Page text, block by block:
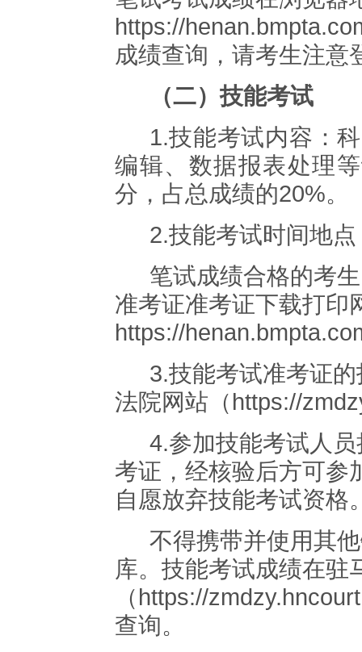
https://
成绩查询， 请考生注意
（二）技能考试
1.技能考试内容：
编辑、数据报表处理
分 ，占总成绩的20%。
2.技能考试时间地点
笔试成绩合格的考
准考证准考证下载打印
https://
3.技能考试准考证
法院网站 （https://
4.参加技能考试人
考证，经核验后方可参
自愿放弃技能考试资格
不得携带并使用其
库。技能考试成绩在驻
（https://
查询。